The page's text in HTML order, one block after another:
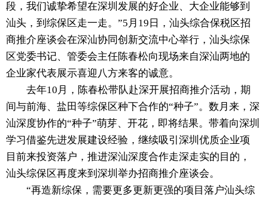
段，我们诚挚希望在深圳发展的好企业、大企业能够到
汕头，到综保区走一走。”5月19日，汕头综合保税区招
商推介座谈会在深汕协同创新交流中心举行，汕头综保
区党委书记、管委会主任陈春松向现场来自深汕两地的
企业家代表展示喜迎八方来客的诚意。
去年10月，陈春松带队赴深开展招商推介活动，期
间与前海、盐田等综保区种下合作的“种子”。数月来，深
汕深度协作的“种子”萌芽、开花，即将结果。带着向深圳
学习借鉴先进发展建设经验，继续吸引深圳优质企业项
目前来投资落户，推进深汕深度合作走深走实的目的，
汕头综保区再度来到深圳举办招商推介座谈会。
“再造新综保，需要更多更新更强的项目落户汕头综